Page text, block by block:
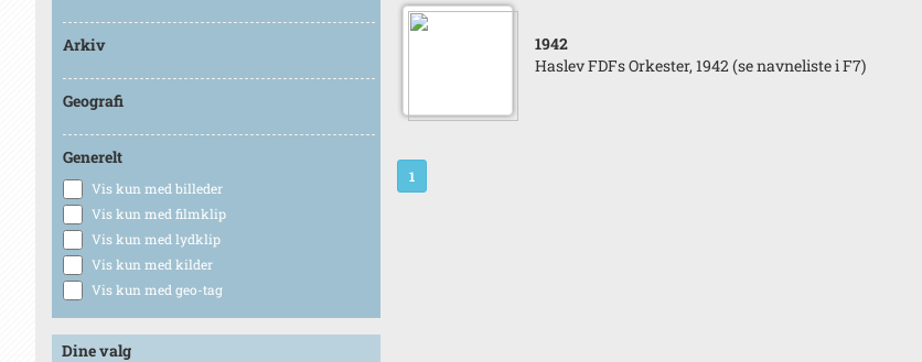
Arkiv
Geografi
Generelt
Vis kun med billeder
Vis kun med filmklip
Vis kun med lydklip
Vis kun med kilder
Vis kun med geo-tag
Dine valg
1942
Haslev FDFs Orkester, 1942 (se navneliste i F7)
1